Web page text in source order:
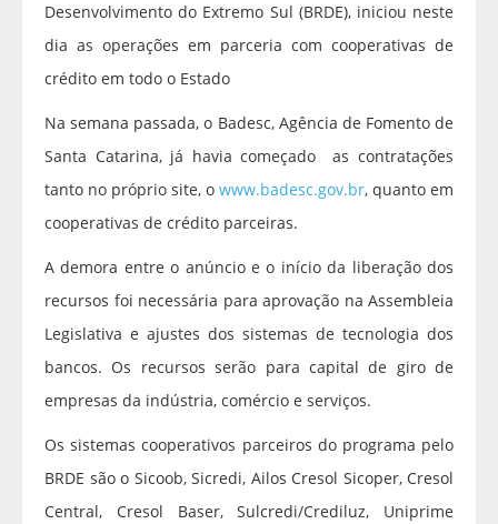
Desenvolvimento do Extremo Sul (BRDE), iniciou neste
dia as operações em parceria com cooperativas de
crédito em todo o Estado
Na semana passada, o Badesc, Agência de Fomento de
Santa Catarina, já havia começado as contratações
tanto no próprio site, o www.badesc.gov.br, quanto em
cooperativas de crédito parceiras.
A demora entre o anúncio e o início da liberação dos
recursos foi necessária para aprovação na Assembleia
Legislativa e ajustes dos sistemas de tecnologia dos
bancos. Os recursos serão para capital de giro de
empresas da indústria, comércio e serviços.
Os sistemas cooperativos parceiros do programa pelo
BRDE são o Sicoob, Sicredi, Ailos Cresol Sicoper, Cresol
Central, Cresol Baser, Sulcredi/Crediluz, Uniprime